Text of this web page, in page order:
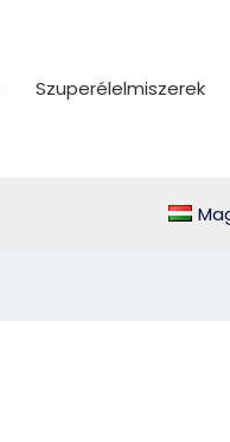
Szuperélelmiszerek